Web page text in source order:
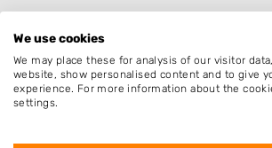
Populaire hoveniers
We use cookies
We may place these for analysis of our visitor
website, show personalised content and to give
experience. For more information about the
settings.